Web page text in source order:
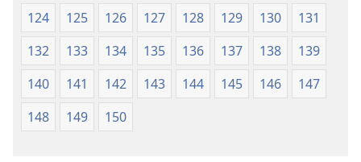
124
125 126 127 128 129 130
131
132
133 134 135 136 137 138
139
140
141 142 143 144 145 146
147
148
149 150